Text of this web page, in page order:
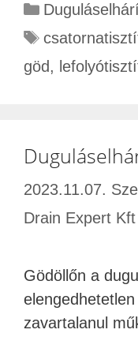
göd,
2023.11.07.
Drain Expert Kft
Gödöllőn a
zavartalanul